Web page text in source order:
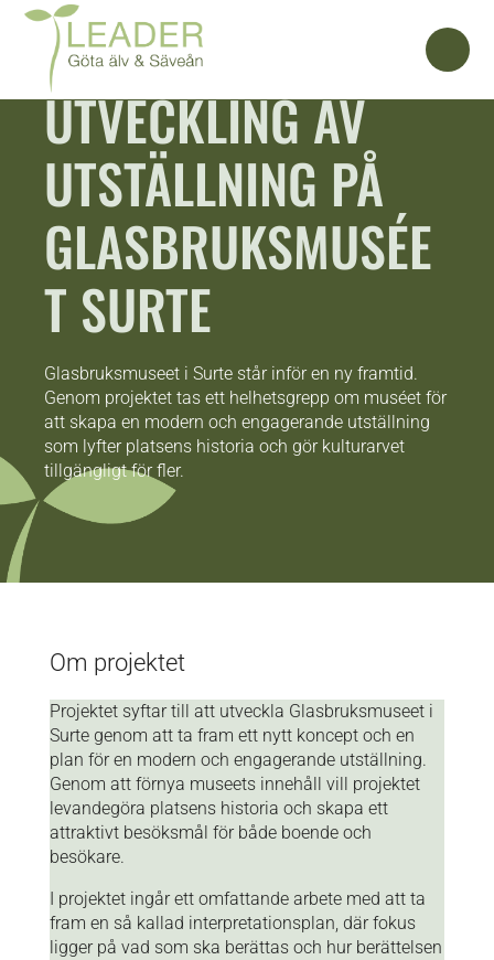
UTVECKLING AV
UTSTÄLLNING PÅ
GLASBRUKSMUSÉE
T SURTE
Glasbruksmuseet i Surte står inför en ny framtid.
Genom projektet tas ett helhetsgrepp om muséet för
att skapa en modern och engagerande utställning
som lyfter platsens historia och gör kulturarvet
tillgängligt för fler.
Om projektet
Projektet syftar till att utveckla Glasbruksmuseet i
Surte genom att ta fram ett nytt koncept och en
plan för en modern och engagerande utställning.
Genom att förnya museets innehåll vill projektet
levandegöra platsens historia och skapa ett
attraktivt besöksmål för både boende och
besökare.
I projektet ingår ett omfattande arbete med att ta
fram en så kallad interpretationsplan, där fokus
ligger på vad som ska berättas och hur berättelsen